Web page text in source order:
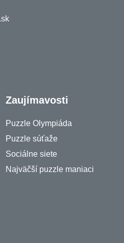
Zaujímavosti
Puzzle Olympiáda
Puzzle súťaže
Sociálne siete
Najväčší puzzle maniaci